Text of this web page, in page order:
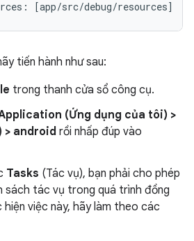
tiến hành như sau:
trong thanh cửa sổ công cụ.
(Ứng dụng của tôi) >
> android rồi nhấp đúp vào
Tasks (Tác vụ), bạn phải cho phép
sách tác vụ trong quá trình đồng
việc này, hãy làm theo các